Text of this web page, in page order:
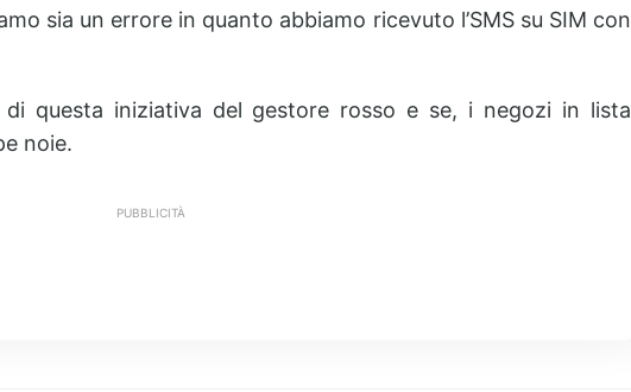
sia un errore in quanto abbiamo ricevuto l’SMS su SIM con
questa iniziativa del gestore rosso e se, i negozi in lista
noie.
PUBBLICITÀ